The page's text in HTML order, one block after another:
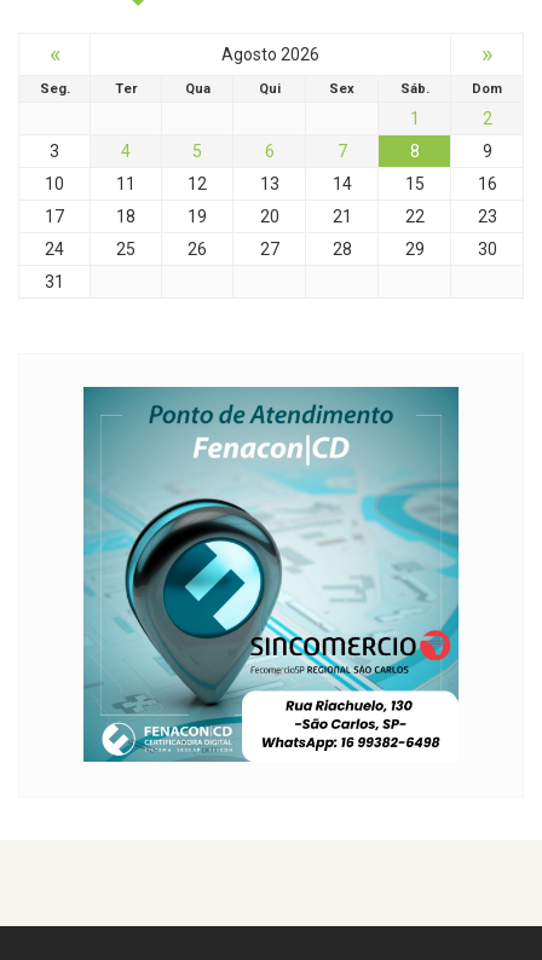
« Agosto 2026 »
Seg. Ter Qua Qui Sex Sáb. Dom
1
2
3
4 5 6 7 8
9
10
11 12 13 14 15
16
17
18 19 20 21 22
23
24
25 26 27 28 29
30
31